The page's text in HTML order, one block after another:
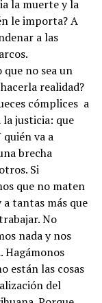
la muerte y la
le importa? A
a las
no sea un
realidad?
cómplices a
justicia: que
va a
brecha
Si
que no maten
a tantas más que
No
nada y nos
Hagámonos
están las cosas
del